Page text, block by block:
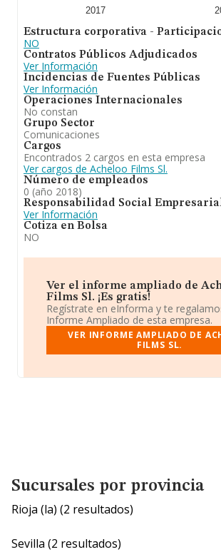
2017
Estructura corporativa -
NO
Contratos Públicos Adjudicados
Ver Información
Incidencias de Fuentes Públicas
Ver Información
Operaciones Internacionales
No constan
Grupo Sector
Comunicaciones
Cargos
Encontrados 2 cargos en esta empresa
Ver cargos de Acheloo Films Sl.
Número de empleados
0 (año 2018)
Responsabilidad Social
Ver Información
Cotiza en Bolsa
NO
Ver el informe ampliado de
Films Sl. ¡Es gratis!
Regístrate en eInforma y te
Informe Ampliado de esta empresa.
VER INFORME AMPLIADO DE
FILMS SL.
Sucursales por provincia
Rioja (la) (2 resultados)
Sevilla (2 resultados)